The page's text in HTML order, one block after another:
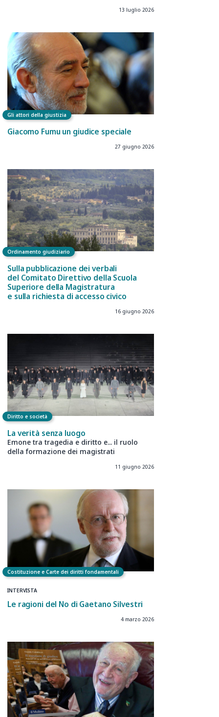
13 luglio 2026
Gli attori della giustizia
Giacomo Fumu un giudice speciale
27 giugno 2026
Ordinamento giudiziario
Sulla pubblicazione dei verbali
del Comitato Direttivo della Scuola
Superiore della Magistratura
e sulla richiesta di accesso civico
16 giugno 2026
Diritto e società
La verità senza luogo
Emone tra tragedia e diritto e... il ruolo
della formazione dei magistrati
11 giugno 2026
Costituzione e Carte dei diritti fondamentali
INTERVISTA
Le ragioni del No di Gaetano Silvestri
4 marzo 2026